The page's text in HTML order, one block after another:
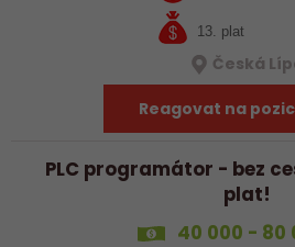
13. plat
Česká
Reagovat na
PLC programátor - bez
plat!
40 000 - 80